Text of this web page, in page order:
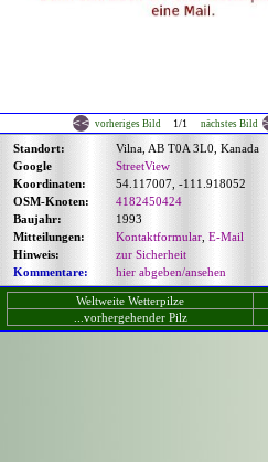
vorheriges Bild 1/1 nächstes Bild
Standort:
Vilna, AB T0A 3L0, Kanada
Google
StreetView
Koordinaten:
54.117007, -111.918052
OSM-Knoten:
4182450424
Baujahr:
1993
Mitteilungen:
Kontaktformular E-Mail
Hinweis:
zur Sicherheit
Kommentare:
hier abgeben/ansehen
Weltweite Wetterpilze
...vorhergehender Pilz